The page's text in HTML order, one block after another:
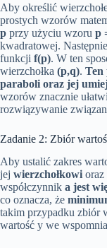
Aby określić
prostych wzorów
p przy użyciu wzoru p
kwadratowej.
funkcji f(p). W ten
wierzchołka (p,q). Ten
paraboli oraz jej
wzorów znacznie
rozwiązywanie
Zadanie 2: Zbiór
Aby ustalić zakres
jej wierzchołkowi oraz
współczynnik a jest
co oznacza, że
takim przypadku zbiór
wartość y we